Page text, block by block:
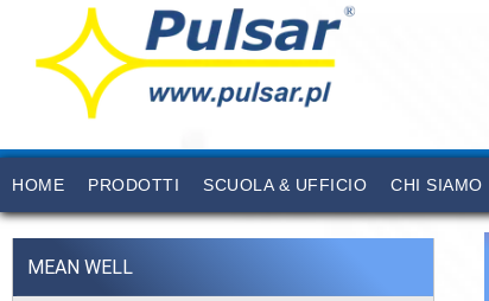
HOME PRODOTTI SCUOLA & UFFICIO CHI SIAMO
MEAN WELL